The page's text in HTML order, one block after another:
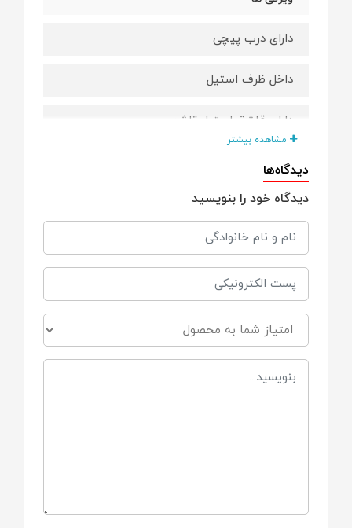
دارای درب پیچی
داخل ظرف استیل
دارای قاشق استیل تاشو
دارای کیف عایق
دارای ظاهر و رنگ جذاب
BPA Free
مناسب برای
همه سنین
مشاهده بیشتر
دیدگاه‌ها
دیدگاه خود را بنویسید